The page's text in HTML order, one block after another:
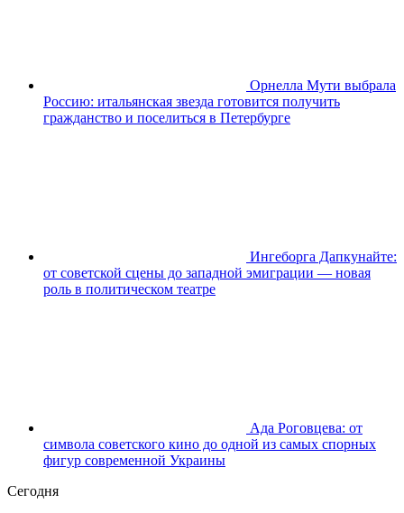
Орнелла Мути выбрала
Россию: итальянская звезда готовится получить
гражданство и поселиться в Петербурге
Ингеборга Дапкунайте:
от советской сцены до западной эмиграции — новая
роль в политическом театре
Ада Роговцева: от
символа советского кино до одной из самых спорных
фигур современной Украины
Сегодня